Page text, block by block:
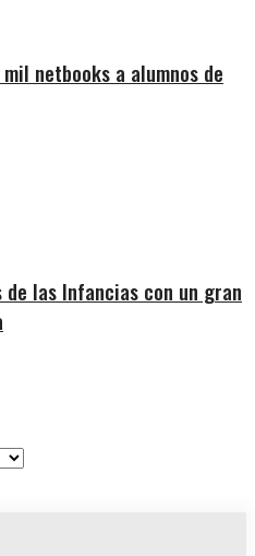
netbooks a alumnos de
las Infancias con un gran